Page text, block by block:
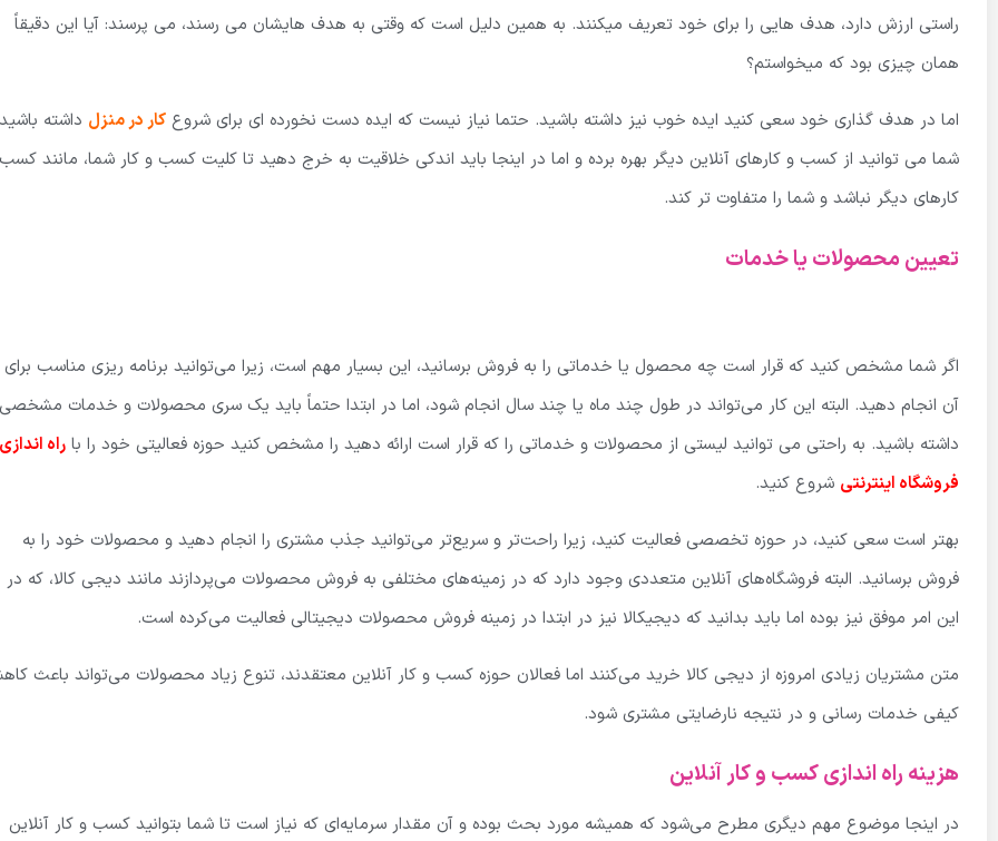
راستی ارزش دارد، هدف هایی را برای خود تعریف میکنند. به همین دلیل است که وقتی به هدف هایشان می رسند، می پرسند: آیا این دقیقاً
همان چیزی بود که میخواستم؟
اما در هدف گذاری خود سعی کنید ایده خوب نیز داشته باشید. حتما نیاز نیست که ایده دست نخورده ای برای شروع کار در منزل داشته
شما می توانید از کسب و کارهای آنلاین دیگر بهره برده و اما در اینجا باید اندکی خلاقیت به خرج دهید تا کلیت کسب و کار شما، مانند
کارهای دیگر نباشد و شما را متفاوت تر کند.
تعیین محصولات یا خدمات
اگر شما مشخص کنید که قرار است چه محصول یا خدماتی را به فروش برسانید، این بسیار مهم است، زیرا می‌توانید برنامه ریزی مناسب برای
آن انجام دهید. البته این کار می‌تواند در طول چند ماه یا چند سال انجام شود، اما در ابتدا حتماً باید یک سری محصولات و خدمات مشخصی
داشته باشید. به راحتی می توانید لیستی از محصولات و خدماتی را که قرار است ارائه دهید را مشخص کنید حوزه فعالیتی خود را با راه اندازی
فروشگاه اینترنتی شروع کنید.
بهتر است سعی کنید، در حوزه تخصصی فعالیت کنید، زیرا راحت‌تر و سریع‌تر می‌توانید جذب مشتری را انجام دهید و محصولات خود را به
فروش برسانید. البته فروشگاه‌های آنلاین متعددی وجود دارد که در زمینه‌های مختلفی به فروش محصولات می‌پردازند مانند دیجی کالا، که در
این امر موفق نیز بوده اما باید بدانید که دیجیکالا نیز در ابتدا در زمینه فروش محصولات دیجیتالی فعالیت می‌کرده است.
متن مشتریان زیادی امروزه از دیجی کالا خرید می‌کنند اما فعالان حوزه کسب و کار آنلاین معتقدند، تنوع زیاد محصولات می‌تواند باعث
کیفی خدمات رسانی و در نتیجه نارضایتی مشتری شود.
هزینه راه اندازی کسب و کار آنلاین
در اینجا موضوع مهم دیگری مطرح می‌شود که همیشه مورد بحث بوده و آن مقدار سرمایه‌ای که نیاز است تا شما بتوانید کسب و کار آنلاین